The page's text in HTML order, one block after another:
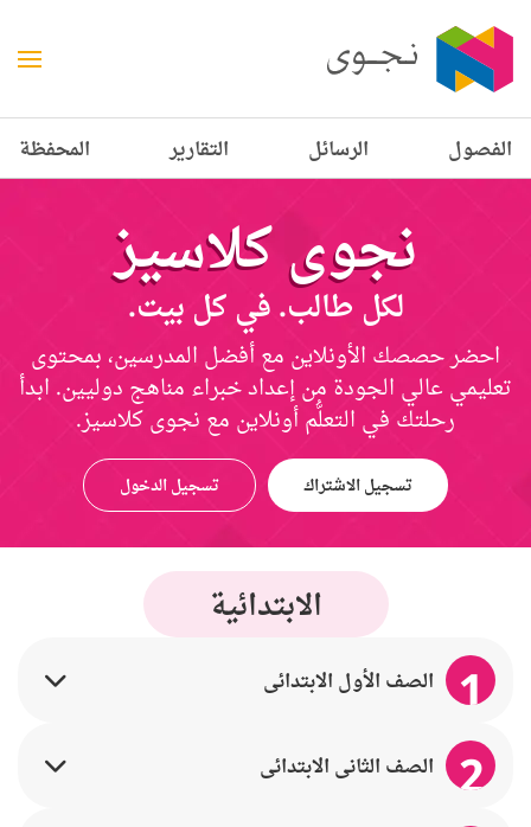
الفصول الرسائل التقارير المحفظة
نجوى كلاسيز
لكل طالب. في كل بيت.
احضر حصصك الأونلاين مع أفضل المدرسين، بمحتوى
تعليمي عالي الجودة من إعداد خبراء مناهج دوليين. ابدأ
رحلتك في التعلُّم أونلاين مع نجوى كلاسيز.
تسجيل الاشتراك تسجيل الدخول
الابتدائية
1 الصف الأول الابتدائي
2 الصف الثاني الابتدائي